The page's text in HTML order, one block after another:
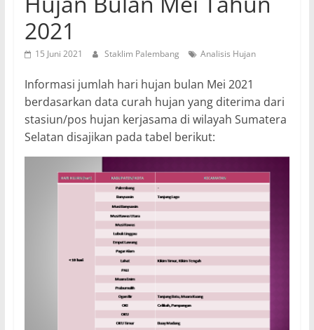
Selatan
2021
15 Juni 2021 Staklim Palembang Analisis Hujan
Informasi jumlah hari hujan bulan Mei 2021
berdasarkan data curah hujan yang diterima dari
stasiun/pos hujan kerjasama di wilayah Sumatera
Selatan disajikan pada tabel berikut: